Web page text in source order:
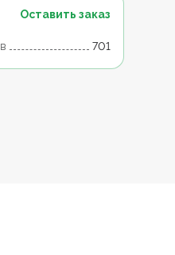
Оставить заказ
701